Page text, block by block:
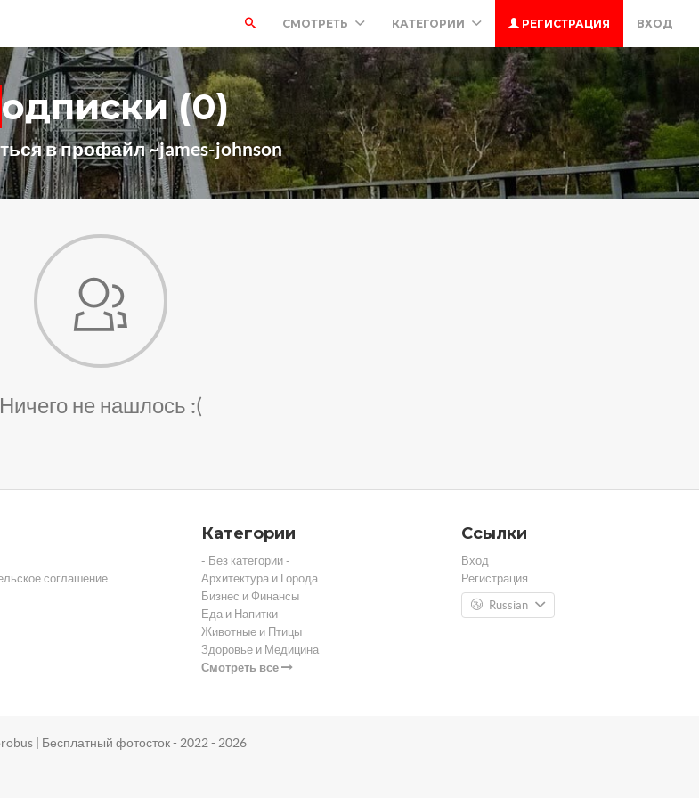
СМОТРЕТЬ КАТЕГОРИИ РЕГИСТРАЦИЯ ВХОД
Подписки (0)
в профайл ~james-johnson
Ничего не нашлось :(
соглашение
Категории
- Без категории -
Архитектура и Города
Бизнес и Финансы
Еда и Напитки
Животные и Птицы
Здоровье и Медицина
Смотреть все
Ссылки
Вход
Регистрация
Russian
| Бесплатный фотосток - 2022 - 2026